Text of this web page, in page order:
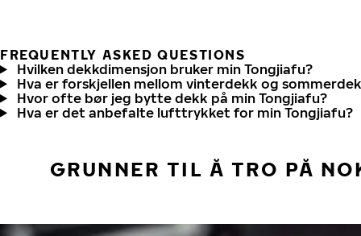
FREQUENTLY ASKED QUESTIONS
Hvilken dekkdimensjon bruker min Tongjiafu?
Hva er forskjellen mellom vinterdekk og
Hvor ofte bør jeg bytte dekk på min Tongjiafu?
Hva er det anbefalte lufttrykket for min Tongjiafu?
GRUNNER TIL Å TRO PÅ